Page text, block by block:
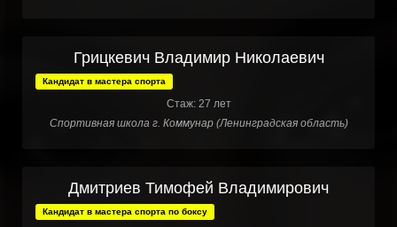
Грицкевич Владимир Николаевич
Кандидат в мастера спорта
Стаж: 27 лет
Спортивная школа г. Коммунар (Ленинградская область)
Дмитриев Тимофей Владимирович
Кандидат в мастера спорта по боксу